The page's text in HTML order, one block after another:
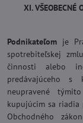
XI. VŠEOBECNÉ
Podnikateľom je
spotrebiteľskej
činnosti alebo
predávajúceho s
neupravené
kupujúcim sa riadia
Obchodného